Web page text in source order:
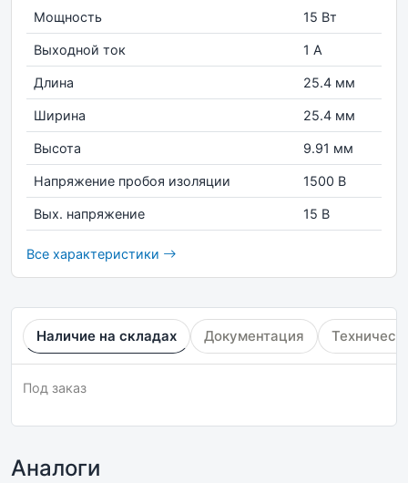
Мощность 15 Вт
Выходной ток 1 А
Длина 25.4 мм
Ширина 25.4 мм
Высота 9.91 мм
Напряжение пробоя изоляции 1500 В
Вых. напряжение 15 В
Все характеристики
Наличие на складах Документация
Под заказ
Аналоги